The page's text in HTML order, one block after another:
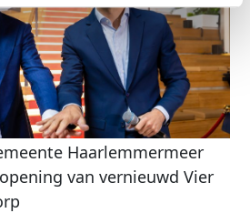
Haarlemmermeer
van vernieuwd Vier